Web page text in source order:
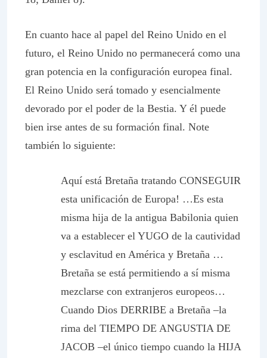
En cuanto hace al papel del Reino Unido en el
futuro, el Reino Unido no permanecerá como una
gran potencia en la configuración europea final.
El Reino Unido será tomado y esencialmente
devorado por el poder de la Bestia. Y él puede
bien irse antes de su formación final. Note
también lo siguiente:
Aquí está Bretaña tratando CONSEGUIR
esta unificación de Europa! …Es esta
misma hija de la antigua Babilonia quien
va a establecer el YUGO de la cautividad
y esclavitud en América y Bretaña …
Bretaña se está permitiendo a sí misma
mezclarse con extranjeros europeos…
Cuando Dios DERRIBE a Bretaña –la
rima del TIEMPO DE ANGUSTIA DE
JACOB –el único tiempo cuando la HIJA